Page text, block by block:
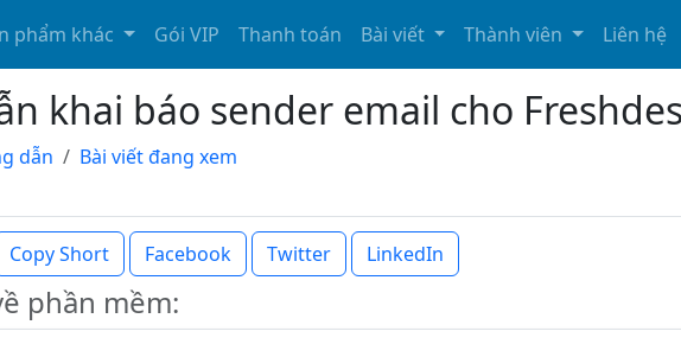
phẩm khác Gói VIP Thanh toán Bài viết Thành viên Liên hệ
khai báo sender email cho
dẫn Bài viết đang xem
Copy Short Facebook Twitter LinkedIn
phần mềm: